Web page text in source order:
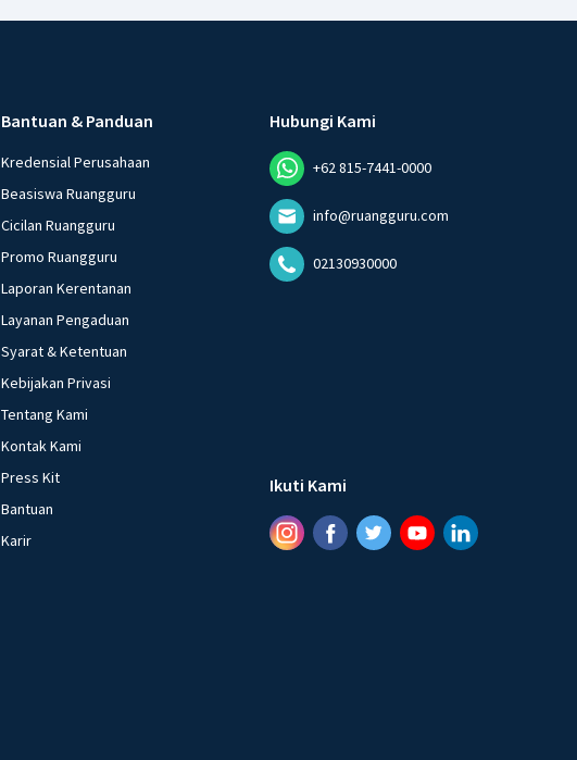
Bantuan & Panduan
Kredensial Perusahaan
Beasiswa Ruangguru
Cicilan Ruangguru
Promo Ruangguru
Laporan Kerentanan
Layanan Pengaduan
Syarat & Ketentuan
Kebijakan Privasi
Tentang Kami
Kontak Kami
Press Kit
Bantuan
Karir
Hubungi Kami
+62 815-7441-0000
info@ruangguru.com
02130930000
Ikuti Kami